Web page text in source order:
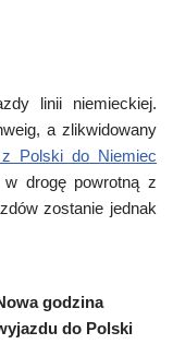
linii niemieckiej.
a zlikwidowany
Polski do Niemiec
drogę powrotną z
zostanie jednak
godzina
do Polski